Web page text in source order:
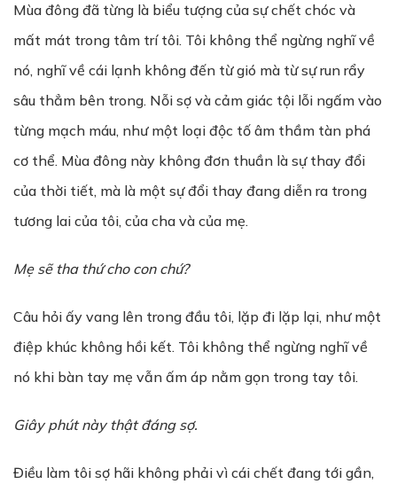
Mùa đông đã từng là biểu tượng của sự chết chóc và
mất mát trong tâm trí tôi. Tôi không thể ngừng nghĩ về
nó, nghĩ về cái lạnh không đến từ gió mà từ sự run rẩy
sâu thẳm bên trong. Nỗi sợ và cảm giác tội lỗi ngấm vào
từng mạch máu, như một loại độc tố âm thầm tàn phá
cơ thể. Mùa đông này không đơn thuần là sự thay đổi
của thời tiết, mà là một sự đổi thay đang diễn ra trong
tương lai của tôi, của cha và của mẹ.
Mẹ sẽ tha thứ cho con chứ?
Câu hỏi ấy vang lên trong đầu tôi, lặp đi lặp lại, như một
điệp khúc không hồi kết. Tôi không thể ngừng nghĩ về
nó khi bàn tay mẹ vẫn ấm áp nằm gọn trong tay tôi.
Giây phút này thật đáng sợ.
Điều làm tôi sợ hãi không phải vì cái chết đang tới gần,